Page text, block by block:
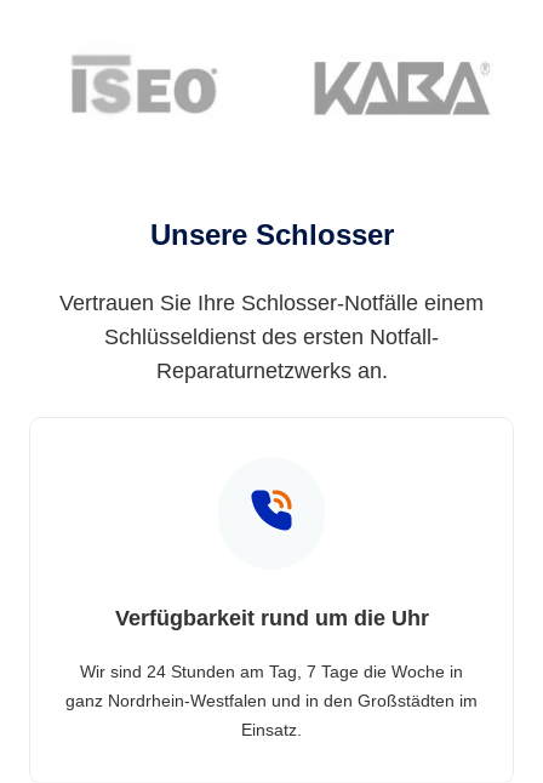
Unsere Schlosser
Vertrauen Sie Ihre Schlosser-Notfälle einem
Schlüsseldienst des ersten Notfall-
Reparaturnetzwerks an.
Verfügbarkeit rund um die Uhr
Wir sind 24 Stunden am Tag, 7 Tage die Woche in
ganz Nordrhein-Westfalen und in den Großstädten im
Einsatz.